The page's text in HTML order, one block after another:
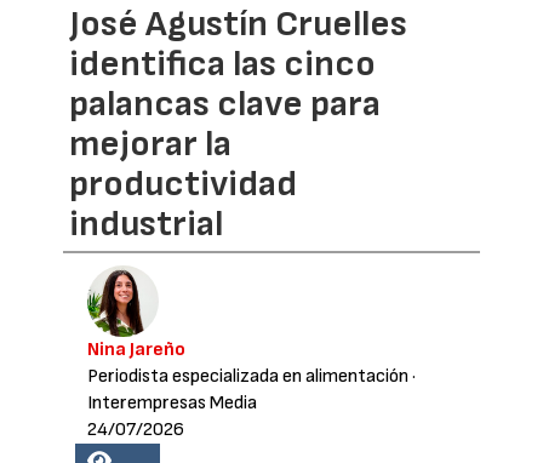
José Agustín Cruelles
identifica las cinco
palancas clave para
mejorar la
productividad
industrial
Nina Jareño
Periodista especializada en alimentación ·
Interempresas Media
24/07/2026